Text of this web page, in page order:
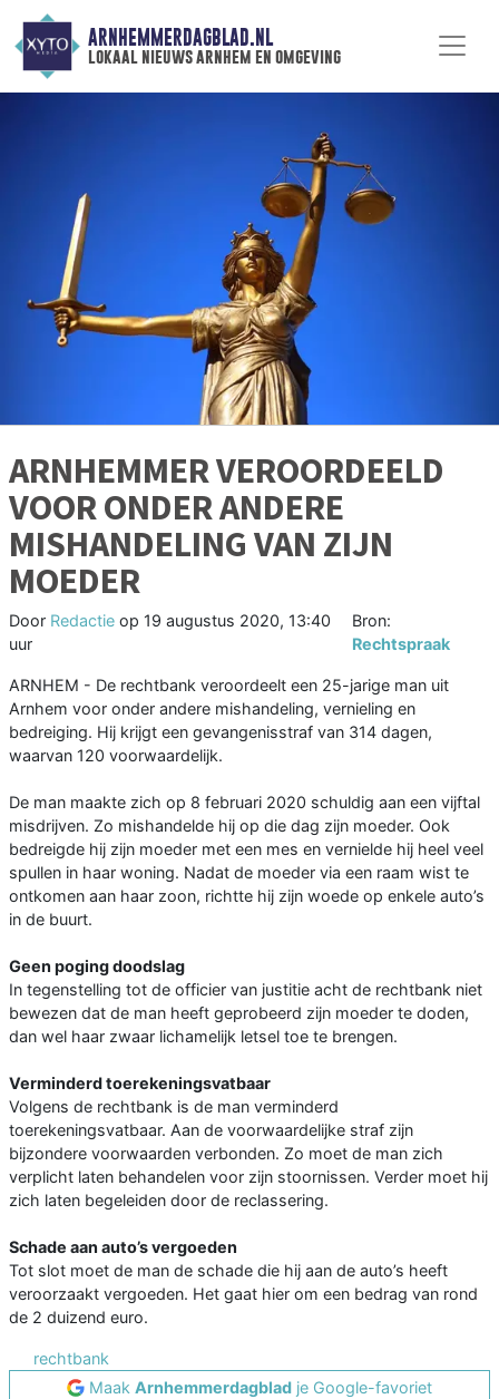
ARNHEMMERDAGBLAD.NL
lokaal nieuws arnhem en omgeving
ARNHEMMER VEROORDEELD
VOOR ONDER ANDERE
MISHANDELING VAN ZIJN
MOEDER
Door Redactie op 19 augustus 2020, 13:40
uur
Bron:
Rechtspraak
ARNHEM - De rechtbank veroordeelt een 25-jarige man uit
Arnhem voor onder andere mishandeling, vernieling en
bedreiging. Hij krijgt een gevangenisstraf van 314 dagen,
waarvan 120 voorwaardelijk.
De man maakte zich op 8 februari 2020 schuldig aan een vijftal
misdrijven. Zo mishandelde hij op die dag zijn moeder. Ook
bedreigde hij zijn moeder met een mes en vernielde hij heel veel
spullen in haar woning. Nadat de moeder via een raam wist te
ontkomen aan haar zoon, richtte hij zijn woede op enkele auto’s
in de buurt.
Geen poging doodslag
In tegenstelling tot de officier van justitie acht de rechtbank niet
bewezen dat de man heeft geprobeerd zijn moeder te doden,
dan wel haar zwaar lichamelijk letsel toe te brengen.
Verminderd toerekeningsvatbaar
Volgens de rechtbank is de man verminderd
toerekeningsvatbaar. Aan de voorwaardelijke straf zijn
bijzondere voorwaarden verbonden. Zo moet de man zich
verplicht laten behandelen voor zijn stoornissen. Verder moet hij
zich laten begeleiden door de reclassering.
Schade aan auto’s vergoeden
Tot slot moet de man de schade die hij aan de auto’s heeft
veroorzaakt vergoeden. Het gaat hier om een bedrag van rond
de 2 duizend euro.
rechtbank
Maak Arnhemmerdagblad je Google-favoriet